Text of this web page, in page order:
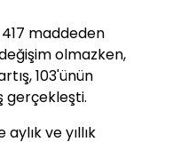
maddeden
olmazken,
103'ünün
gerçekleşti.
ve yıllık